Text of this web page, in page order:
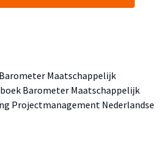
Maatschappelijk
Barometer Maatschappelijk
Projectmanagement Nederlandse